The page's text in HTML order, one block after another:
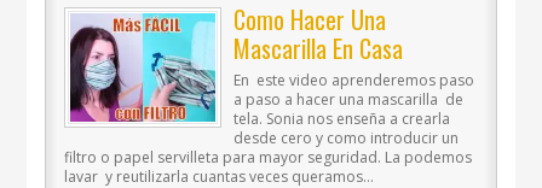
Como Hacer Una
Mascarilla En Casa
En este video aprenderemos paso
a paso a hacer una mascarilla de
tela. Sonia nos enseña a crearla
desde cero y como introducir un
filtro o papel servilleta para mayor seguridad. La podemos
lavar y reutilizarla cuantas veces queramos...